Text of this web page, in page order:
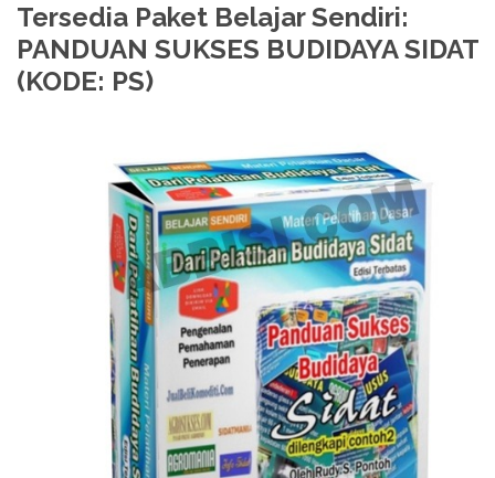
Tersedia Paket Belajar Sendiri:
PANDUAN SUKSES BUDIDAYA SIDAT
(KODE: PS)